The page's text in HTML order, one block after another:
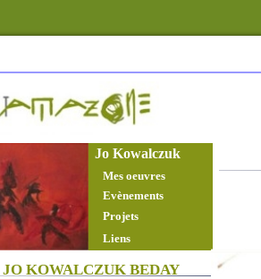
JO KOWALCZUK BEDAY
Evènements
Projets
Liens
Mes oeuvres
Jo Kowalczuk